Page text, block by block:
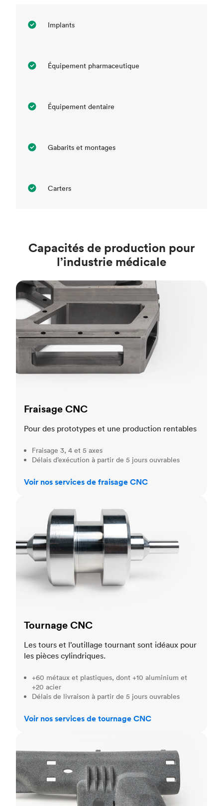
Implants
Équipement pharmaceutique
Équipement dentaire
Gabarits et montages
Carters
Capacités de production pour
l’industrie médicale
Fraisage CNC
Fraisage CNC
Pour des prototypes et une production rentables
Fraisage 3, 4 et 5 axes
Délais d’exécution à partir de 5 jours ouvrables
Voir nos services de fraisage CNC
Tournage CNC
Les tours et l’outillage tournant sont idéaux pour
les pièces cylindriques.
+60 métaux et plastiques, dont +10 aluminium et
+20 acier
Délais de livraison à partir de 5 jours ouvrables
Voir nos services de tournage CNC